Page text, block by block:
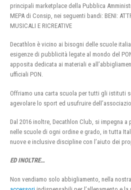
principali marketplace della Pubblica
MEPA di Consip, nei seguenti bandi: BENI:
MUSICALI E RICREATIVE
Decathlon è vicino ai bisogni delle scuole
esigenze di pubblicità legate al mondo del
apposita dedicata ai materiali e
ufficiali PON.
Offriamo una carta scuola per tutti gli istituti
agevolare lo sport ed usufruire
Dal 2016 inoltre, Decathlon Club, si impegna
nelle scuole di ogni ordine e grado, in tutta
nuove e inclusive discipline con l’aiuto dei
ED INOLTRE…
Non vendiamo solo abbigliamento, nella